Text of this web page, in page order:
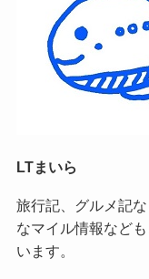
LTまいら
旅行記、グルメ記
なマイル情報など
います。